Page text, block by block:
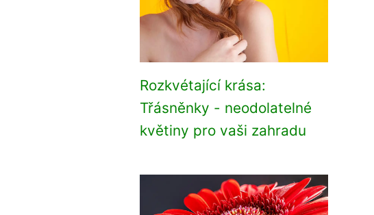
Rozkvétající krása:
Třásněnky - neodolatelné
květiny pro vaši zahradu